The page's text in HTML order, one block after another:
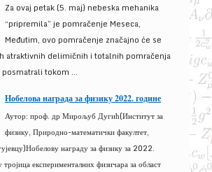
Za ovaj petak (5. maj) nebeska mehanika
“pripremila” je pomračenje Meseca,
Međutim, ovo pomračenje značajno će se
atraktivnih delimičnih i totalnih pomračenja
tokom ...
Нобелова награда за физику 2022. године
Аутор: проф. др Мирољуб Дугић(Институт за
физику, Природно-математички факултет,
награду за физику за 2022.
експерименталних физичара за област